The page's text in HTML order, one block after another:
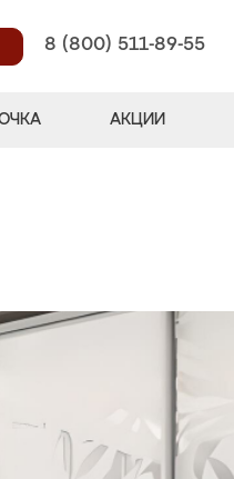
8 (800) 511-89-55
АКЦИИ